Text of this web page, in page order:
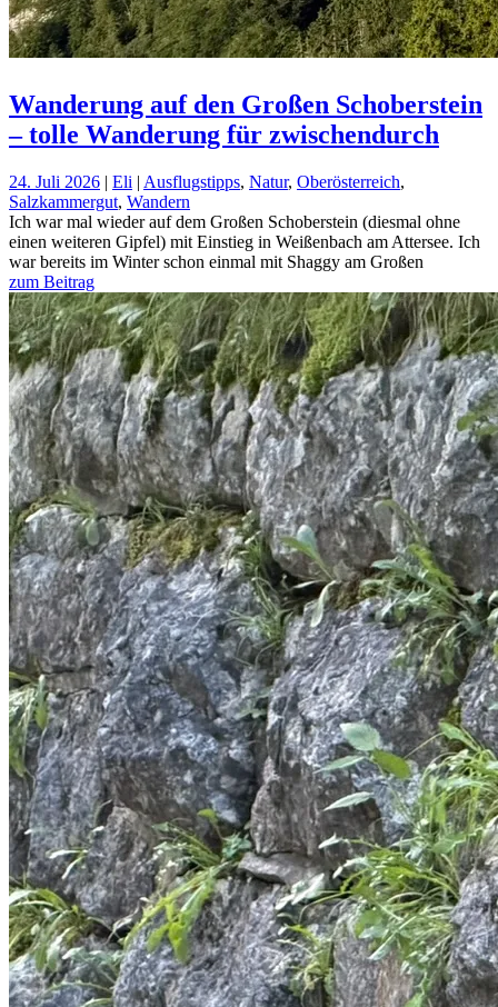
Wanderung auf den Großen Schoberstein
– tolle Wanderung für zwischendurch
24. Juli 2026 | Eli | Ausflugstipps, Natur, Oberösterreich,
Salzkammergut, Wandern
Ich war mal wieder auf dem Großen Schoberstein (diesmal ohne
einen weiteren Gipfel) mit Einstieg in Weißenbach am Attersee. Ich
war bereits im Winter schon einmal mit Shaggy am Großen
zum Beitrag